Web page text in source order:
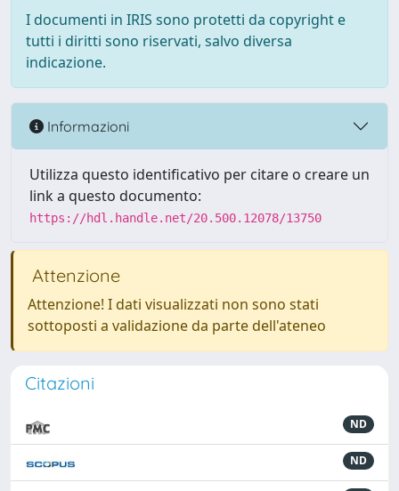
I documenti in IRIS sono protetti da copyright e
tutti i diritti sono riservati, salvo diversa
indicazione.
Informazioni
Utilizza questo identificativo per citare o creare un
link a questo documento:
https://hdl.handle.net/20.500.12078/13750
Attenzione
Attenzione! I dati visualizzati non sono stati
sottoposti a validazione da parte dell'ateneo
Citazioni
ND
ND